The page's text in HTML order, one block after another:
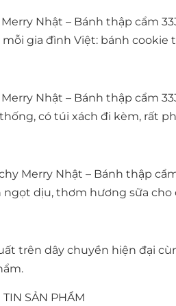
Merry Nhật – Bánh thập cẩm
mỗi gia đình Việt: bánh
Merry Nhật – Bánh thập cẩm
có túi xách đi kèm, rất
Merry Nhật – Bánh thập
ngọt dịu, thơm hương sữa
trên ​dây chuyền hiện đại
TIN SẢN PHẨM